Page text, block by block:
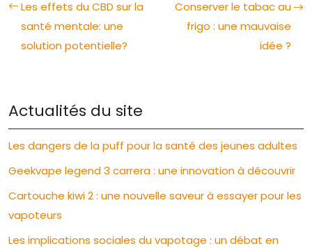
Les effets du CBD sur la
santé mentale: une
solution potentielle?
Conserver le tabac au
frigo : une mauvaise
idée ?
Actualités du site
Les dangers de la puff pour la santé des jeunes adultes
Geekvape legend 3 carrera : une innovation à découvrir
Cartouche kiwi 2 : une nouvelle saveur à essayer pour les
vapoteurs
Les implications sociales du vapotage : un débat en